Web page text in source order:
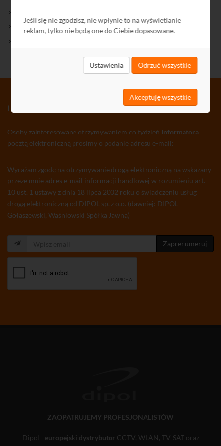
Jeśli się nie zgodzisz, nie wpłynie to na wyświetlanie
reklam, tylko nie będą one do Ciebie dopasowane.
Ustawienia Odrzuć wszystkie
Akceptuję wszystkie
Polityka Prywatności
INFORMATOR TV-SAT CCTV WLAN
Osoby zainteresowane otrzymywaniem co tydzień Informatora
pocztą elektroniczną prosimy o podanie adresu e-mail:
Wyrażam zgodę na otrzymywanie drogą elektroniczną na wskazany
przeze mnie adres e-mail informacji handlowej w rozumieniu art.
10 ust. 1 ustawy z dnia 18 lipca 2002 roku o świadczeniu usług
drogą elektroniczną od DIPOL sp. z o.o. (dawniej: DIPOL
Gołaszewski, Waśniowski Spółka Jawna)
Zaprenumeruj
ZAOPATRUJEMY PROFESJONALISTÓW
Dipol - europejski dystrybutor CCTV, WLAN, TV-SAT oraz